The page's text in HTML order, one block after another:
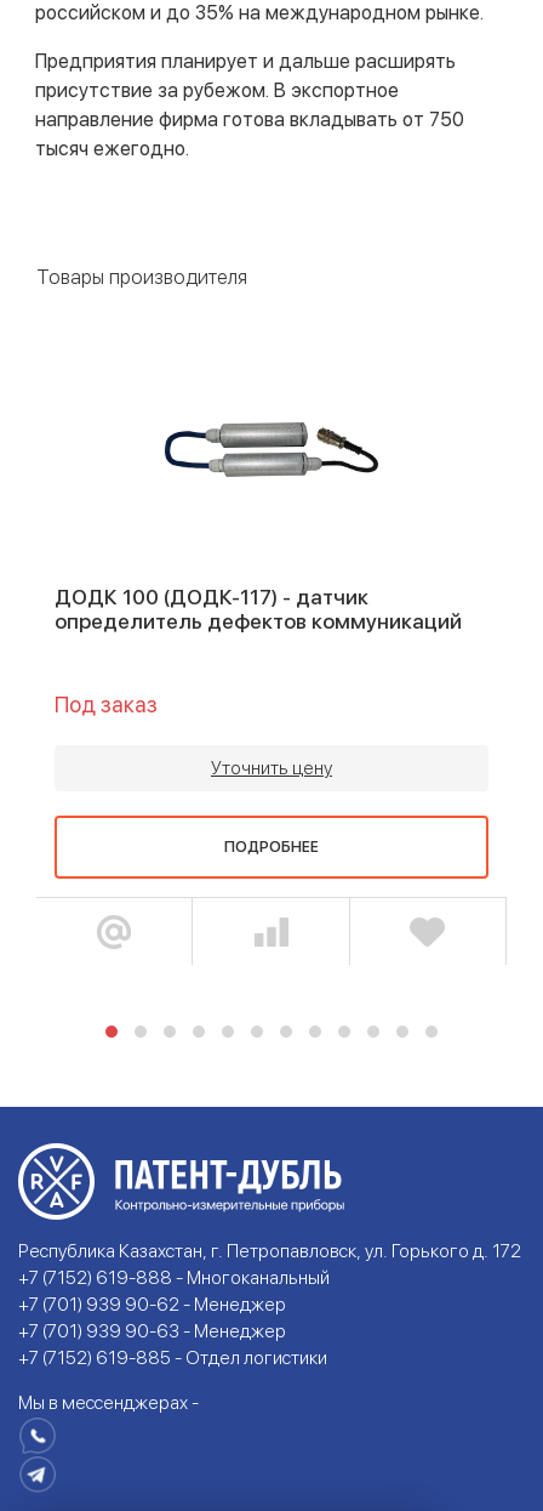
российском и до 35% на международном рынке.
Предприятия планирует и дальше расширять
присутствие за рубежом. В экспортное
направление фирма готова вкладывать от 750
тысяч ежегодно.
Товары производителя
ДОДК 100 (ДОДК-117) - датчик
определитель дефектов коммуникаций
Под заказ
Уточнить цену
ПОДРОБНЕЕ
Республика Казахстан, г. Петропавловск, ул. Горького д. 172
+7 (7152) 619-888 - Многоканальный
+7 (701) 939 90-62 - Менеджер
+7 (701) 939 90-63 - Менеджер
+7 (7152) 619-885 - Отдел логистики
Мы в мессенджерах -